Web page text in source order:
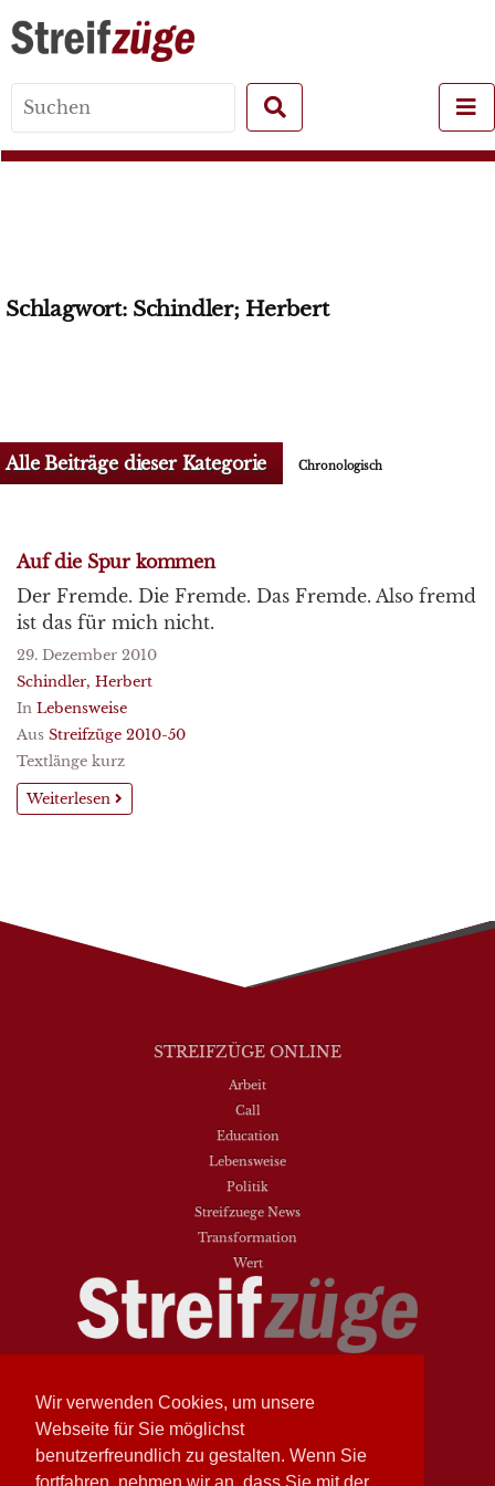
Wir verwenden Cookies, um unsere
Webseite für Sie möglichst
benutzerfreundlich zu gestalten. Wenn Sie
for:
Schlagwort: Schindler; Herbert
Alle Beiträge dieser Kategorie Chronologisch
Auf die Spur kommen
Der Fremde. Die Fremde. Das Fremde. Also fremd
ist das für mich nicht.
29. Dezember 2010
Schindler, Herbert
In Lebensweise
Aus Streifzüge 2010-50
Textlänge kurz
Weiterlesen
STREIFZÜGE ONLINE
Arbeit
Call
Education
Lebensweise
Politik
Streifzuege News
Transformation
Wert
NEUESTE BEITRÄGE